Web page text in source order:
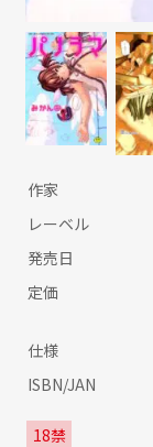
作家
レーベル
発売日
定価
仕様
ISBN/JAN
18禁